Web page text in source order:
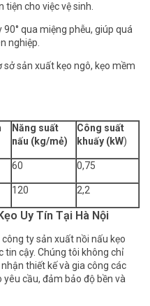
cho việc vệ sinh.
qua miệng phễu, giúp quá
nghiệp.
sản xuất kẹo ngô, kẹo mềm
Năng suất
nấu (kg/mẻ)
Công suất
khuấy (kW)
60 0,75
120 2,2
Uy Tín Tại Hà Nội
ty sản xuất nồi nấu kẹo
tin cậy. Chúng tôi không chỉ
thiết kế và gia công các
cầu, đảm bảo độ bền và